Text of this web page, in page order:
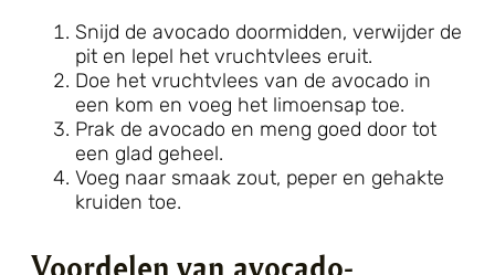
Snijd de avocado doormidden, verwijder de
pit en lepel het vruchtvlees eruit.
Doe het vruchtvlees van de avocado in
een kom en voeg het limoensap toe.
Prak de avocado en meng goed door tot
een glad geheel.
Voeg naar smaak zout, peper en gehakte
kruiden toe.
Voordelen van avocado-